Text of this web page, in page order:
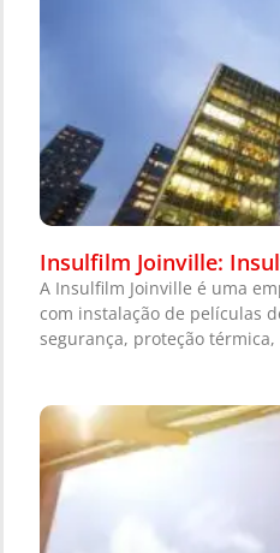
Insulfilm Joinville:
A Insulfilm Joinville é uma
com instalação de películas
segurança, proteção